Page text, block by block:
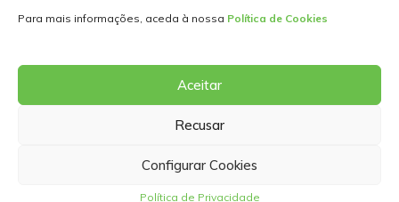
Para mais informações, aceda à nossa Política de Cookies
Aceitar
Recusar
Configurar Cookies
Política de Privacidade
Ler mais
Renault Kangoo desde
430€/mês: aluguer flexível
Verão FIAT: a melhor